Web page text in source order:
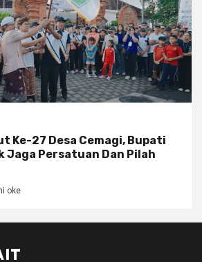
Ke-27 Desa Cemagi, Bupati
Jaga Persatuan Dan Pilah
oke